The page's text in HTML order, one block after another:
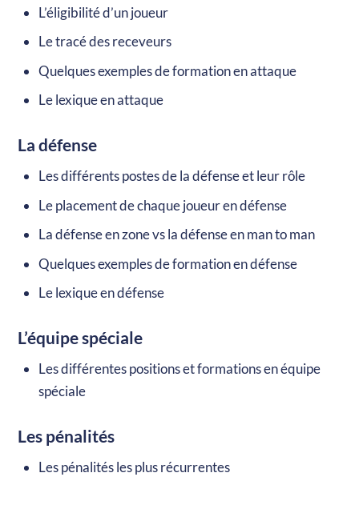
L’éligibilité d’un joueur
Le tracé des receveurs
Quelques exemples de formation en attaque
Le lexique en attaque
La défense
Les différents postes de la défense et leur rôle
Le placement de chaque joueur en défense
La défense en zone vs la défense en man to man
Quelques exemples de formation en défense
Le lexique en défense
L’équipe spéciale
Les différentes positions et formations en équipe
spéciale
Les pénalités
Les pénalités les plus récurrentes